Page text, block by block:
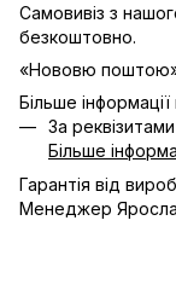
Самовивіз з
безкоштовно.
«Нововю поштою»
Більше
За
Більше
Гарантія від
Менеджер